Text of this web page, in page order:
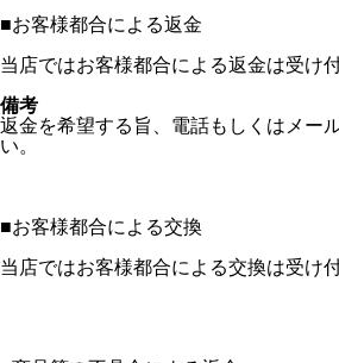
■お客様都合による返金
当店ではお客様都合による返金は受け
備考
返金を希望する旨、電話もしくはメー
い。
■お客様都合による交換
当店ではお客様都合による交換は受け